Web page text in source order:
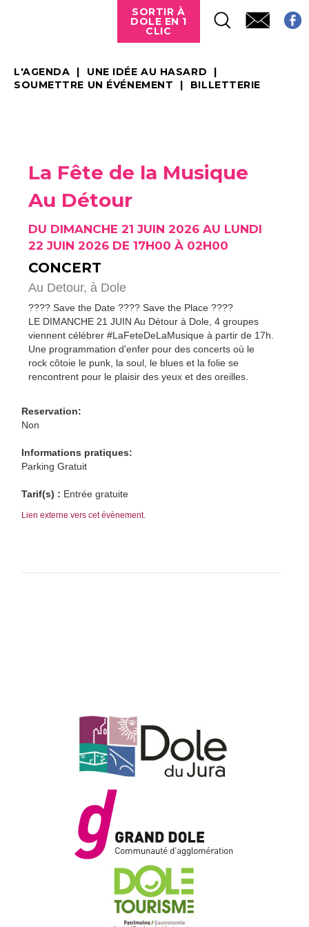
SORTIR À
DOLE EN 1
CLIC
L'AGENDA
UNE IDÉE AU HASARD
SOUMETTRE UN ÉVÉNEMENT
BILLETTERIE
La Fête de la Musique
Au Détour
DU DIMANCHE 21 JUIN 2026 AU LUNDI
22 JUIN 2026 DE 17H00 À 02H00
CONCERT
Au Detour, à Dole
???? Save the Date ???? Save the Place ????
LE DIMANCHE 21 JUIN Au Détour à Dole, 4 groupes
viennent célébrer #LaFeteDeLaMusique à partir de 17h.
Une programmation d'enfer pour des concerts où le
rock côtoie le punk, la soul, le blues et la folie se
rencontrent pour le plaisir des yeux et des oreilles.
Reservation:
Non
Informations pratiques:
Parking Gratuit
Tarif(s) : Entrée gratuite
Lien externe vers cet évènement.